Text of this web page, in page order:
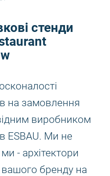
стенди
на замовлення
виробником
ESBAU. Ми не
- архітектори
вашого бренду на